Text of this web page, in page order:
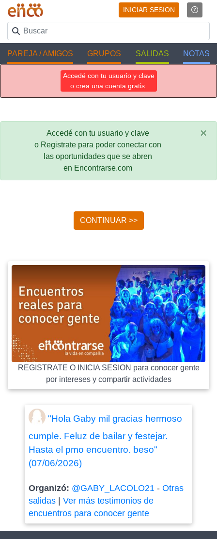
INICIAR SESION
PAREJA / AMIGOS GRUPOS SALIDAS NOTAS
Accedé con tu usuario y clave
o crea una cuenta gratis.
Accedé con tu usuario y clave
o Registrate para poder conectar con
las oportunidades que se abren
en Encontrarse.com
×
CONTINUAR >>
REGISTRATE O INICIA SESION para conocer gente
por intereses y compartir actividades
"Hola Gaby mil gracias hermoso
cumple. Feluz de bailar y festejar.
Hasta el pmo encuentro. beso"
(07/06/2026)
Organizó: @GABY_LACOLO21- Otras
salidas| Ver más testimonios de
encuentros para conocer gente